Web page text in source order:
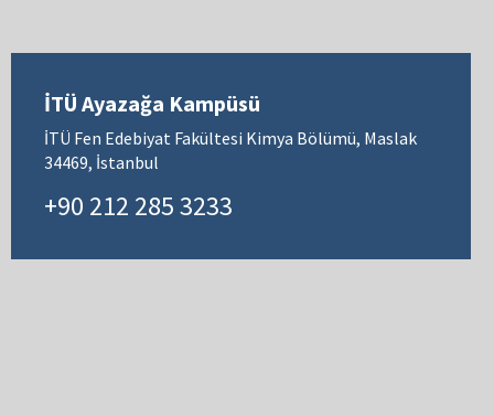
İTÜ Ayazağa Kampüsü
İTÜ Fen Edebiyat Fakültesi Kimya Bölümü, Maslak
34469, İstanbul
+90 212 285 3233